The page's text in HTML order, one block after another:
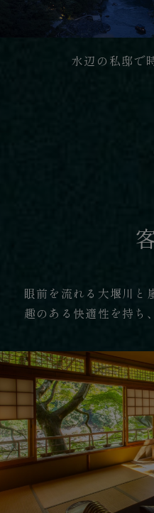
水辺の私邸で
眼前を流れる大堰川と
趣のある快適性を持ち